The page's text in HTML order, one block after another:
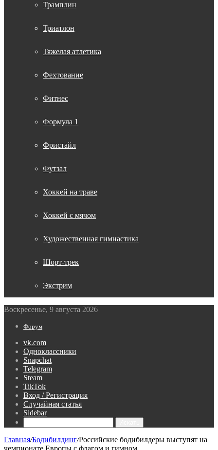
Трамплин
Триатлон
Тяжелая атлетика
Фехтование
Фитнес
Формула 1
Фристайл
Футзал
Хоккей на траве
Хоккей с мячом
Художественная гимнастика
Шорт-трек
Экстрим
Воскресенье, 9 августа 2026
Форум
vk.com
Одноклассники
Snapchat
Telegram
Steam
TikTok
Вход / Регистрация
Случайная статья
Sidebar
Главная/Бодибилдинг/Российские бодибилдеры выступят на
чемпионате Европы с флагом и гимном